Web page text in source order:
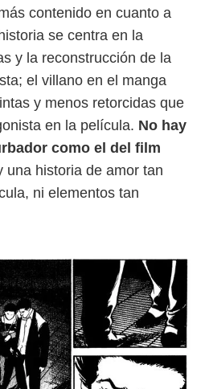
contenido en cuanto a
se centra en la
y la reconstrucción de la
el villano en el manga
y menos retorcidas que
en la película. No hay
como el del film
una historia de amor tan
ni elementos tan